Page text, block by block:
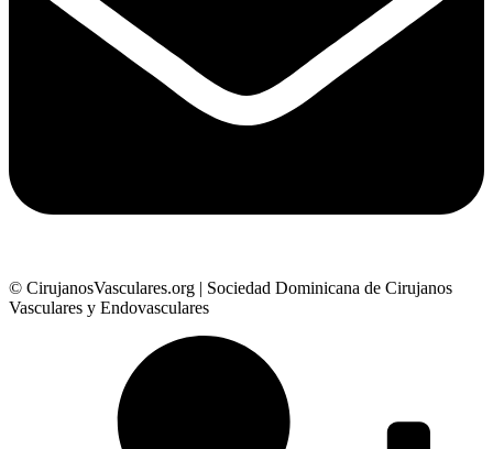
© CirujanosVasculares.org | Sociedad Dominicana de Cirujanos
Vasculares y Endovasculares